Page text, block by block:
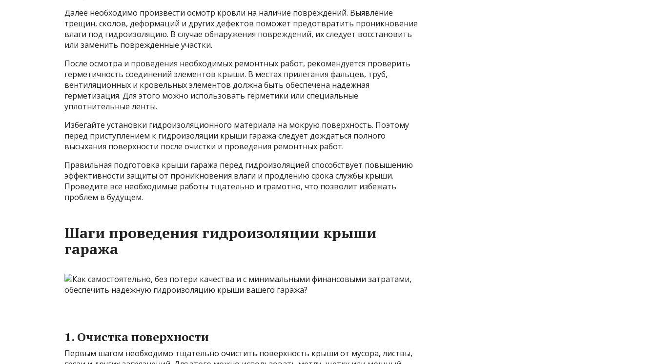
Далее необходимо произвести осмотр кровли на наличие повреждений. Выявление
трещин, сколов, деформаций и других дефектов поможет предотвратить проникновение
влаги под гидроизоляцию. В случае обнаружения повреждений, их следует восстановить
или заменить поврежденные участки.
После осмотра и проведения необходимых ремонтных работ, рекомендуется проверить
герметичность соединений элементов крыши. В местах прилегания фальцев, труб,
вентиляционных и кровельных элементов должна быть обеспечена надежная
герметизация. Для этого можно использовать герметики или специальные
уплотнительные ленты.
Избегайте установки гидроизоляционного материала на мокрую поверхность. Поэтому
перед приступлением к гидроизоляции крыши гаража следует дождаться полного
высыхания поверхности после очистки и проведения ремонтных работ.
Правильная подготовка крыши гаража перед гидроизоляцией способствует повышению
эффективности защиты от проникновения влаги и продлению срока службы крыши.
Проведите все необходимые работы тщательно и грамотно, что позволит избежать
проблем в будущем.
Шаги проведения гидроизоляции крыши
гаража
1. Очистка поверхности
Первым шагом необходимо тщательно очистить поверхность крыши от мусора, листвы,